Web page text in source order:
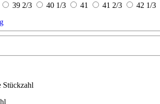
39 2/3 40 1/3 41 41 2/3
42 1/3